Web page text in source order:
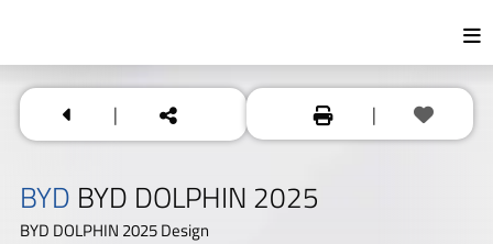
| |
BYD BYD DOLPHIN 2025
BYD DOLPHIN 2025 Design